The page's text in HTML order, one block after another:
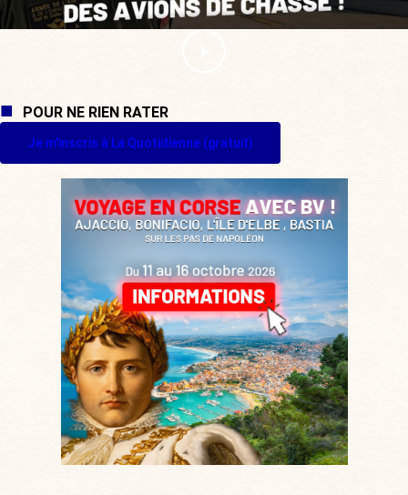
POUR NE RIEN RATER
Je m'inscris à La Quotidienne (gratuit)